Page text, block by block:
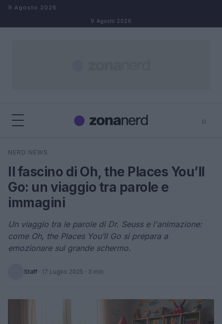
Salta al contenuto
9 Agosto 2026
9 Agosto 2026
⌕
Cerca
NERD NEWS
Il fascino di Oh, the Places You’ll
Go: un viaggio tra parole e
immagini
Un viaggio tra le parole di Dr. Seuss e l'animazione:
come Oh, the Places You’ll Go si prepara a
emozionare sul grande schermo.
Staff · 17 Luglio 2025 · 3 min